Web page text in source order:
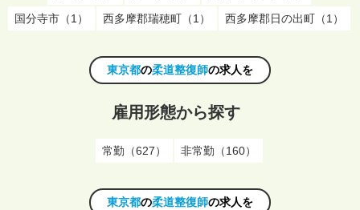
国分寺市（1）
西多摩郡瑞穂町（1） 西多摩郡日の出町（1）
東京都の柔道整復師の求人を
雇用形態から探す
常勤（627） 非常勤（160）
東京都の柔道整復師の求人を